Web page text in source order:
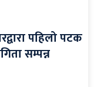
पहिलो पटक
सम्पन्न